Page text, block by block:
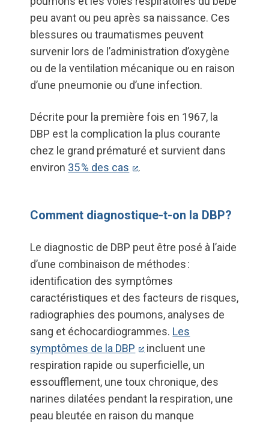
peu avant ou peu après sa naissance. Ces
blessures ou traumatismes peuvent
survenir lors de l’administration d’oxygène
ou de la ventilation mécanique ou en raison
d’une pneumonie ou d’une infection.
Décrite pour la première fois en 1967, la
DBP est la complication la plus courante
chez le grand prématuré et survient dans
environ 35 % des cas .
Comment diagnostique-t-on la DBP?
Le diagnostic de DBP peut être posé à l’aide
d’une combinaison de méthodes :
identification des symptômes
caractéristiques et des facteurs de risques,
radiographies des poumons, analyses de
sang et échocardiogrammes. Les
symptômes de la DBP
incluent une
respiration rapide ou superficielle, un
essoufflement, une toux chronique, des
narines dilatées pendant la respiration, une
peau bleutée en raison du manque